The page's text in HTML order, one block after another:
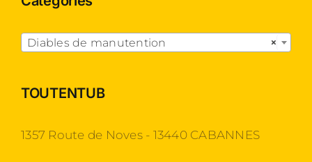
×
Diables de manutention
TOUTENTUB
1357 Route de Noves - 13440 CABANNES